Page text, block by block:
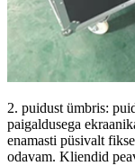
2. puidust ümbris:
paigaldusega
enamasti püsivalt
odavam. Kliendid